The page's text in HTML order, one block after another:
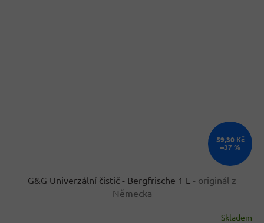
59,30 Kč
–37 %
G&G Univerzální čistič - Bergfrische 1 L - originál z
Německa
Skladem